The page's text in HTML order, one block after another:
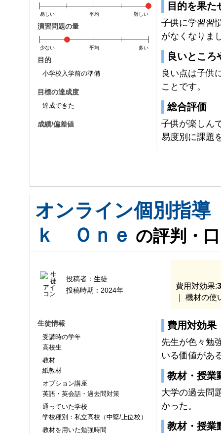
易しい 平均 難しい
演習問題の量
少ない 平均 多い
目的
小学校入学前の準備
目標の達成度
達成できた
成績/偏差値
目的を果た
子供に学習習
がなくなりま
良いところ
良い点は子供
ことです。
総合評価
子供が楽しん
易度別に課題
オンライン個別指
ｋ Ｏｎｅ の評判・
投稿者： 生徒
投稿時期： 2024年 費用対効果:
｜ 機材の使
生徒情報
受講時の学年
高校生
教材
紙教材
オプション講座
英語・英会話・過去問対策
通っていた学校
学校種別：私立高校（中堅/上位校）
教材を用いた勉強時間
費用対効果
先生が色々勉
いる価値があ
教材・授業
大学の過去問
かった。
教材・授業